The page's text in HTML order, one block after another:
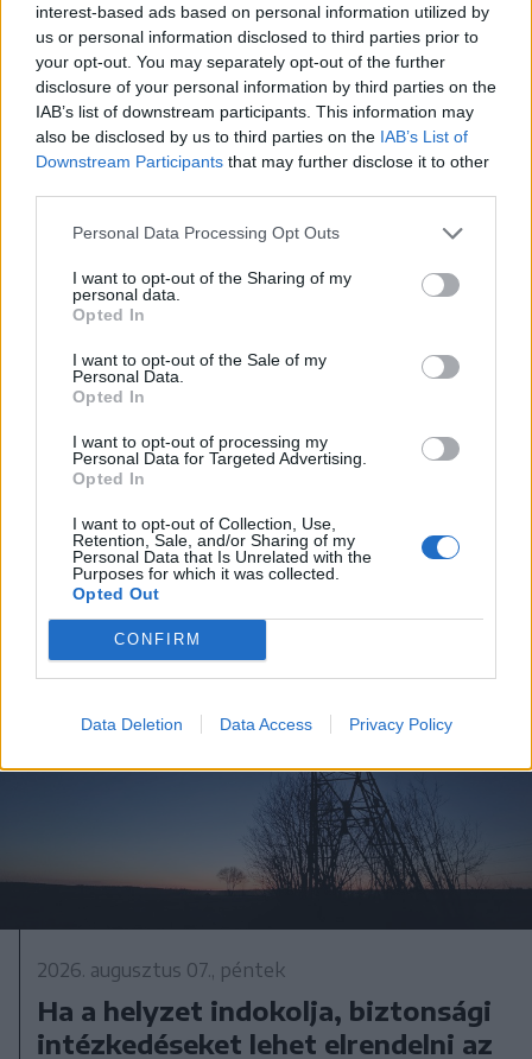
interest-based ads based on personal information utilized by
us or personal information disclosed to third parties prior to
your opt-out. You may separately opt-out of the further
disclosure of your personal information by third parties on the
IAB’s list of downstream participants. This information may
also be disclosed by us to third parties on the IAB’s List of
Downstream Participants that may further disclose it to other
Personal Data Processing Opt Outs
I want to opt-out of the Sharing of my
personal data.
Opted In
I want to opt-out of the Sale of my
Personal Data.
Opted In
I want to opt-out of processing my
Personal Data for Targeted Advertising.
Opted In
I want to opt-out of Collection, Use,
Retention, Sale, and/or Sharing of my
Personal Data that Is Unrelated with the
Purposes for which it was collected.
Opted Out
CONFIRM
Data Deletion Data Access Privacy Policy
2026. augusztus 07., péntek
Visszaküldte a parlamentnek
Nicușor Dan a közel 900 medve
kilövését lehetővé tevő törvényt
2026. augusztus 07., péntek
Ha a helyzet indokolja, biztonsági
intézkedéseket lehet elrendelni az